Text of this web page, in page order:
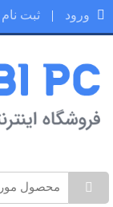
ورود | ثبت نام